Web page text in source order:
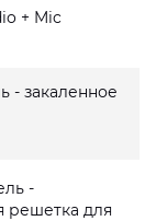
+ Mic
- закаленное
-
решетка для